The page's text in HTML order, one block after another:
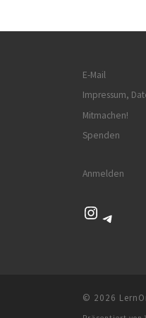
E-Mail
Impressum,
Mitmachen!
Spenden
Anmelden
Instagram
© 2026